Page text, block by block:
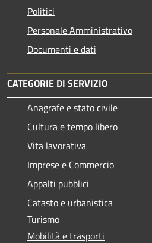
Politici
Personale Amministrativo
Documenti e dati
CATEGORIE DI SERVIZIO
Anagrafe e stato civile
Cultura e tempo libero
Vita lavorativa
Imprese e Commercio
Appalti pubblici
Catasto e urbanistica
Turismo
Mobilità e trasporti